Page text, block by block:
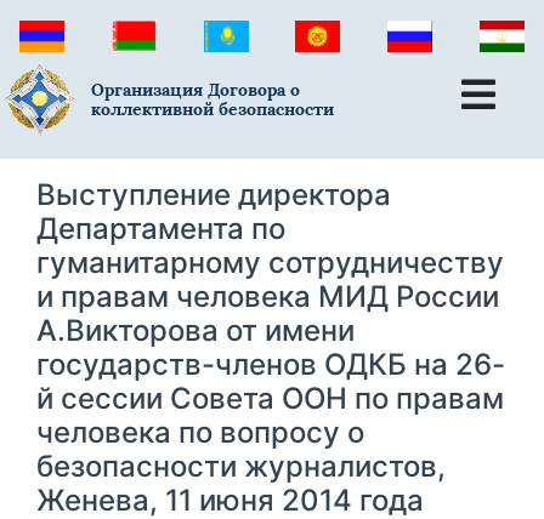
Организация Договора о
коллективной безопасности
Выступление директора
Департамента по
гуманитарному сотрудничеству
и правам человека МИД России
А.Викторова от имени
государств-членов ОДКБ на 26-
й сессии Совета ООН по правам
человека по вопросу о
безопасности журналистов,
Женева, 11 июня 2014 года